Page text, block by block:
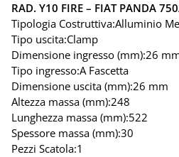
RAD. Y10 FIRE – FIAT PANDA
Tipologia Costruttiva:Alluminio
Tipo uscita:Clamp
Dimensione ingresso (mm):26
Tipo ingresso:A Fascetta
Dimensione uscita (mm):26 mm
Altezza massa (mm):248
Lunghezza massa (mm):522
Spessore massa (mm):30
Pezzi Scatola:1